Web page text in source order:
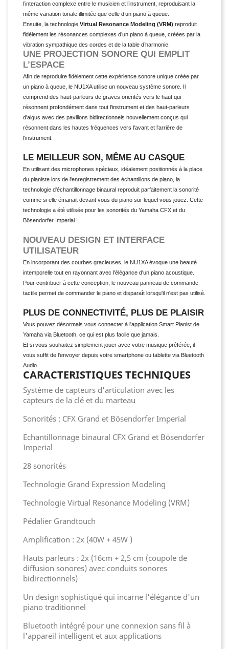
l’interaction complexe entre le musicien et l’instrument, reproduisant la
même variation tonale illimitée que celle d’un piano à queue.
Ensuite, la technologie Virtual Resonance Modeling (VRM) reproduit
fidèlement les résonances complexes d’un piano à queue, créées par la
vibration sympathique des cordes et de la table d’harmonie.
UNE PROJECTION SONORE QUI EMPLIT
L’ESPACE
Afin de reproduire fidèlement cette expérience sonore unique créée par
un piano à queue, le NU1XA utilise un nouveau système sonore. Il
comprend des haut-parleurs de graves orientés vers le haut qui
résonnent profondément dans tout l'instrument et des haut-parleurs
d'aigus avec des pavillons bidirectionnels nouvellement conçus qui
résonnent dans les hautes fréquences vers l'avant et l'arrière de
l'instrument.
LE MEILLEUR SON, MÊME AU CASQUE
En utilisant des microphones spéciaux, idéalement positionnés à la place
du pianiste lors de l'enregistrement des échantillons de piano, la
technologie d'échantillonnage binaural reproduit parfaitement la sonorité
comme si elle émanait devant vous du piano sur lequel vous jouez. Cette
technologie a été utilisée pour les sonorités du Yamaha CFX et du
Bösendorfer Imperial !
NOUVEAU DESIGN ET INTERFACE
UTILISATEUR
En incorporant des courbes gracieuses, le NU1XA évoque une beauté
intemporelle tout en rayonnant avec l'élégance d'un piano acoustique.
Pour contribuer à cette conception, le nouveau panneau de commande
tactile permet de commander le piano et disparaît lorsqu'il n'est pas utilisé.
PLUS DE CONNECTIVITÉ, PLUS DE PLAISIR
Vous pouvez désormais vous connecter à l'application Smart Pianist de
Yamaha via Bluetooth, ce qui est plus facile que jamais.
Et si vous souhaitez simplement jouer avec votre musique préférée, il
vous suffit de l'envoyer depuis votre smartphone ou tablette via Bluetooth
Audio.
CARACTERISTIQUES TECHNIQUES
Système de capteurs d'articulation avec les
capteurs de la clé et du marteau
Sonorités : CFX Grand et Bösendorfer Imperial
Echantillonnage binaural CFX Grand et Bösendorfer
Imperial
28 sonorités
Technologie Grand Expression Modeling
Technologie Virtual Resonance Modeling (VRM)
Pédalier Grandtouch
Amplification : 2x (40W + 45W )
Hauts parleurs : 2x (16cm + 2,5 cm (coupole de
diffusion sonores) avec conduits sonores
bidirectionnels)
Un design sophistiqué qui incarne l'élégance d'un
piano traditionnel
Bluetooth intégré pour une connexion sans fil à
l'appareil intelligent et aux applications